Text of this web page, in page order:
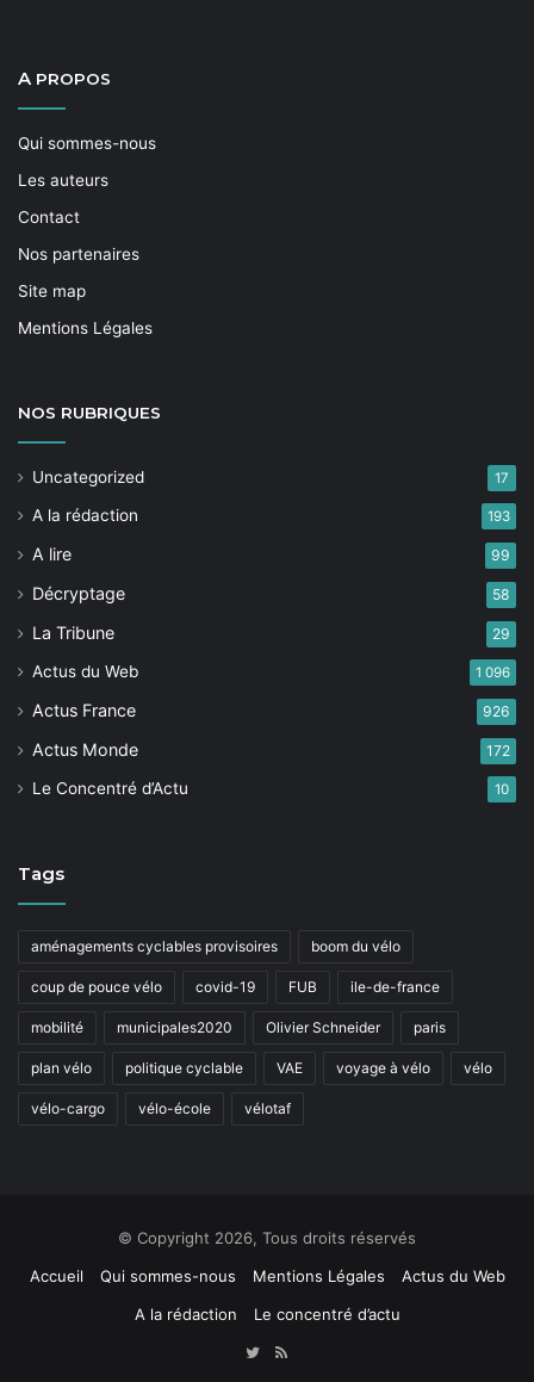
A PROPOS
Qui sommes-nous
Les auteurs
Contact
Nos partenaires
Site map
Mentions Légales
NOS RUBRIQUES
Uncategorized 17
A la rédaction 193
A lire 99
Décryptage 58
La Tribune 29
Actus du Web 1 096
Actus France 926
Actus Monde 172
Le Concentré d’Actu 10
Tags
aménagements cyclables provisoires boom du vélo
coup de pouce vélo covid-19 FUB ile-de-france
mobilité municipales2020 Olivier Schneider paris
plan vélo politique cyclable VAE voyage à vélo vélo
vélo-cargo vélo-école vélotaf
© Copyright 2026, Tous droits réservés
Accueil
Qui sommes-nous Mentions Légales
Actus du Web
A la rédaction
Le concentré d’actu